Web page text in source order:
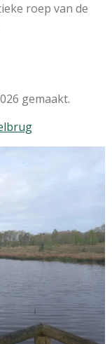
roep van de
gemaakt.